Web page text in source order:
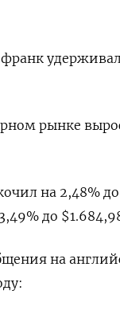
рынке
на 2,48%
до
на